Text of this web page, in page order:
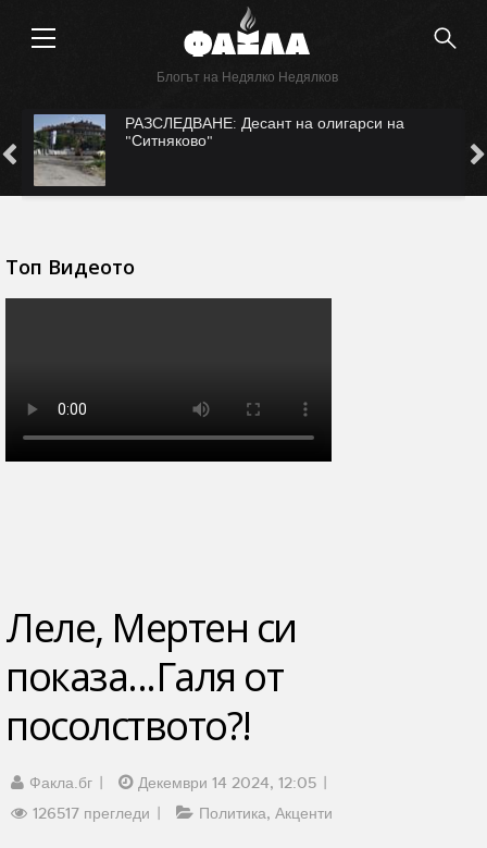
Блогът на Недялко Недялков
РАЗСЛЕДВАНЕ: Десант на олигарси на
"Ситняково"
Топ Видеото
Леле, Мертен си
показа...Галя от
посолството?!
Факла.бг
Декември 14 2024, 12:05
126517 прегледи
Политика Акценти